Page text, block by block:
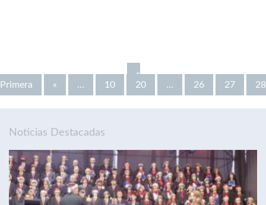
«
Primera
« ... 10 20 ... 26 27 28
Noticias Destacadas